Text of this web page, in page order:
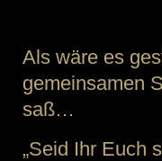
Als wäre es
gemeinsamen
saß…
„Seid Ihr Euch